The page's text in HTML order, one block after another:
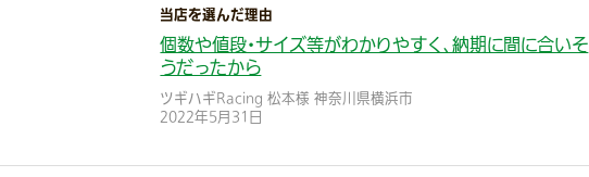
当店を選んだ理由
個数や値段・サイズ等がわかりやすく、納期に間に合いそ
うだったから
ツギハギRacing 松本様 神奈川県横浜市
2022年5月31日